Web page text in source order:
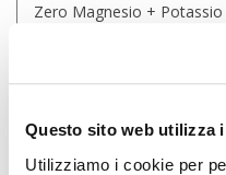
Questo sito web utilizza
Utilizziamo i cookie per
Zero Magnesio +
preziosi elementi. Il
mantenere un tono
processi energetici e
osseo.